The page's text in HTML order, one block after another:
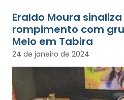
Eraldo Moura
rompimento com
Melo em Tabira
24 de janeiro de 2024